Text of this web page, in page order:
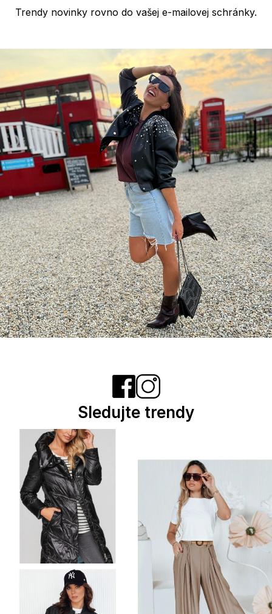
u
Trendy novinky rovno do vašej e-mailovej schránky.